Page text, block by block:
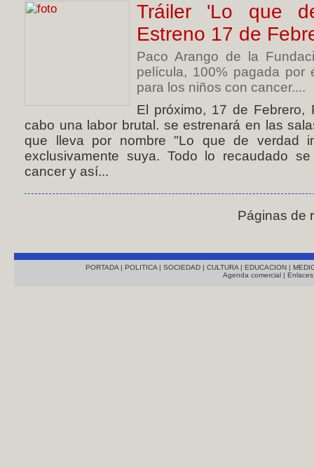
Tráiler 'Lo que
Estreno 17 de
Paco Arango de la
película, 100% pagada por
para los niños con cancer....
El próximo, 17 de Febrero,
cabo una labor brutal. se estrenará en las
que lleva por nombre "Lo que de verdad
exclusivamente suya. Todo lo recaudado
cancer y así...
Páginas de
PORTADA | POLITICA | SOCIEDAD | CULTURA | EDUCACION |
Agenda comercial |Enlaces